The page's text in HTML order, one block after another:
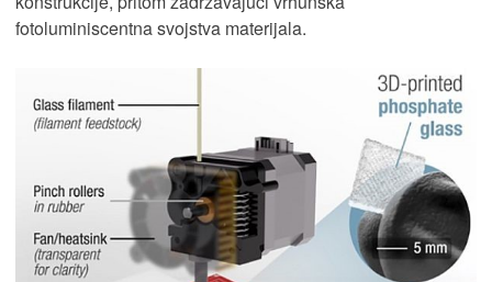
fotoluminiscentna svojstva materijala.